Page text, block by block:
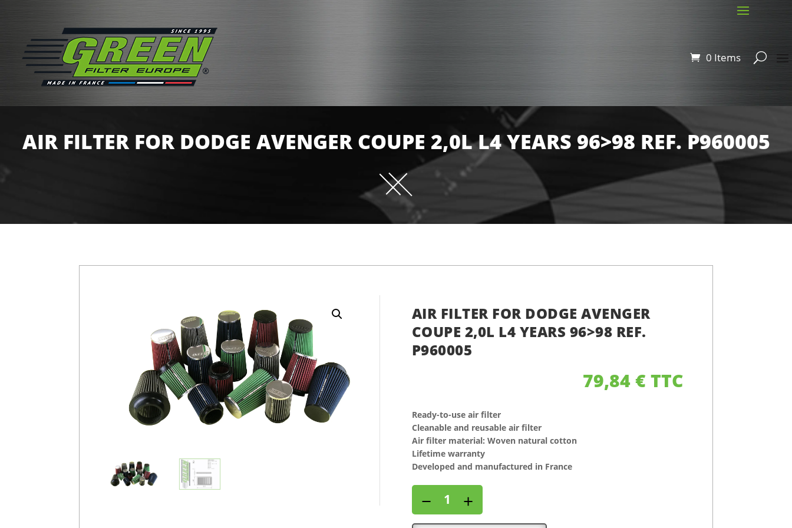
0 Items
AIR FILTER FOR DODGE AVENGER COUPE 2,0L L4 YEARS 96>98 REF. P960005
AIR FILTER FOR DODGE AVENGER
COUPE 2,0L L4 YEARS 96>98 REF.
P960005
79,84€ TTC
Ready-to-use air filter
Cleanable and reusable air filter
Air filter material: Woven natural cotton
Lifetime warranty
Developed and manufactured in France
filter
for
− +